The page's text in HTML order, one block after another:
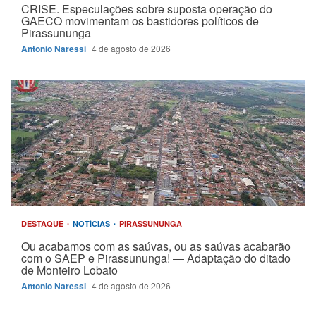
CRISE. Especulações sobre suposta operação do
GAECO movimentam os bastidores políticos de
Pirassununga
Antonio Naressi 4 de agosto de 2026
DESTAQUE NOTÍCIAS PIRASSUNUNGA
Ou acabamos com as saúvas, ou as saúvas acabarão
com o SAEP e Pirassununga! — Adaptação do ditado
de Monteiro Lobato
Antonio Naressi 4 de agosto de 2026